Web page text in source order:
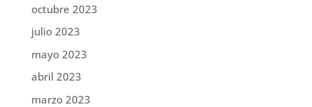
octubre 2023
julio 2023
mayo 2023
abril 2023
marzo 2023